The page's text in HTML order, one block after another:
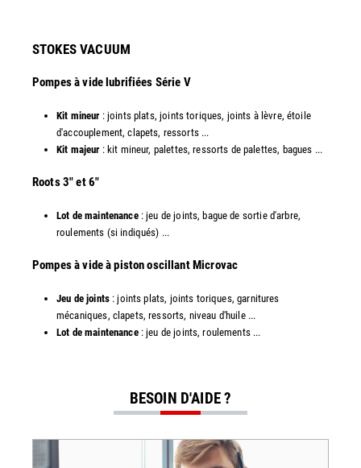
STOKES VACUUM
Pompes à vide lubrifiées Série V
Kit mineur : joints plats, joints toriques, joints à lèvre, étoile
d'accouplement, clapets, ressorts ...
Kit majeur : kit mineur, palettes, ressorts de palettes, bagues ...
​Roots 3" et 6"
Lot de maintenance: jeu de joints, bague de sortie d'arbre,
roulements (si indiqués) ...
​​Pompes à vide à piston oscillant Microvac
Jeu de joints: joints plats, joints toriques, garnitures
mécaniques, clapets, ressorts, niveau d'huile ...
Lot de maintenance: jeu de joints, roulements ...
BESOIN D'AIDE ?